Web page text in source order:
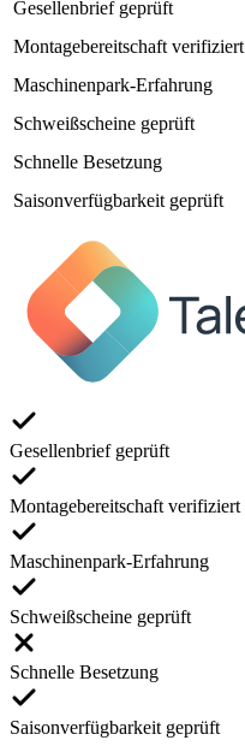
Gesellenbrief geprüft
Montagebereitschaft verifiziert
Maschinenpark-Erfahrung
Schweißscheine geprüft
Schnelle Besetzung
Saisonverfügbarkeit geprüft
Gesellenbrief geprüft
Montagebereitschaft verifiziert
Maschinenpark-Erfahrung
Schweißscheine geprüft
Schnelle Besetzung
Saisonverfügbarkeit geprüft